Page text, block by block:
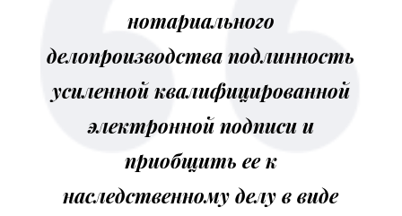
нотариального
делопроизводства подлинность
усиленной квалифицированной
электронной подписи и
приобщить ее к
наследственному делу в виде